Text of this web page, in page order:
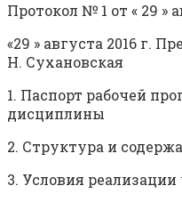
Протокол № 1 от « 29 »
«29 » августа 2016 г.
Н. Сухановская
1. Паспорт рабочей
дисциплины
2. Структура и
3. Условия